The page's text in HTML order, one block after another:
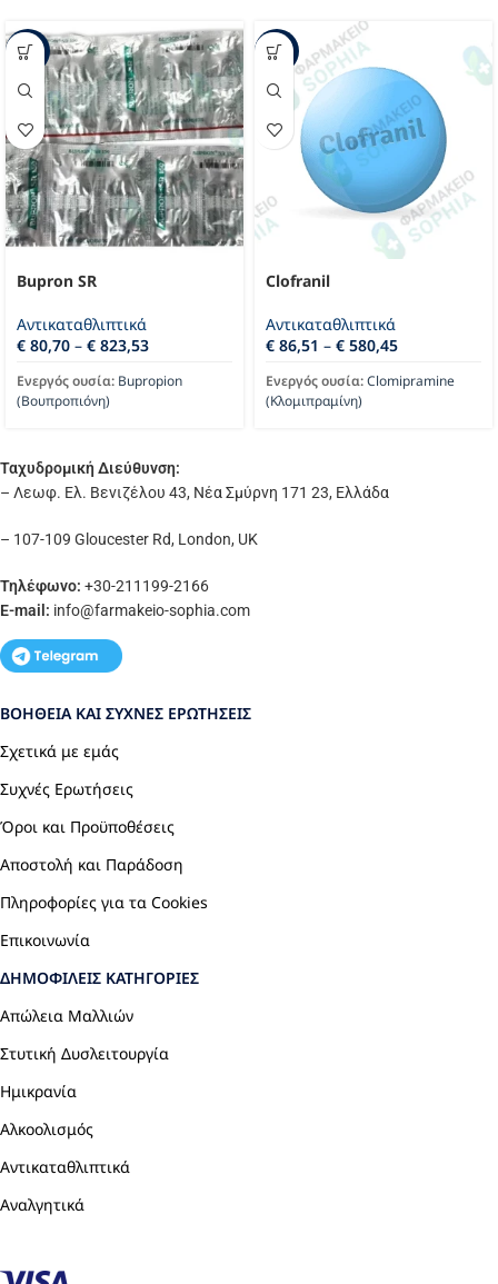
-43%
Bupron SR
Αντικαταθλιπτικά
€ 80,70 – € 823,53
Ενεργός ουσία: Bupropion
(Βουπροπιόνη)
-44%
Clofranil
Αντικαταθλιπτικά
€ 86,51 – € 580,45
Ενεργός ουσία:Clomipramine
(Κλομιπραμίνη)
Ταχυδρομική Διεύθυνση:
– Λεωφ. Ελ. Βενιζέλου 43, Νέα Σμύρνη 171 23, Ελλάδα
– 107-109 Gloucester Rd, London, UK
Τηλέφωνο: +30-211199-2166
E-mail: info@farmakeio-sophia.com
ΒΟΉΘΕΙΑ ΚΑΙ ΣΥΧΝΈΣ ΕΡΩΤΉΣΕΙΣ
Σχετικά με εμάς
Συχνές Ερωτήσεις
Όροι και Προϋποθέσεις
Αποστολή και Παράδοση
Πληροφορίες για τα Cookies
Επικοινωνία
ΔΗΜΟΦΙΛΕΊΣ ΚΑΤΗΓΟΡΊΕΣ
Απώλεια Μαλλιών
Στυτική Δυσλειτουργία
Ημικρανία
Αλκοολισμός
Αντικαταθλιπτικά
Αναλγητικά